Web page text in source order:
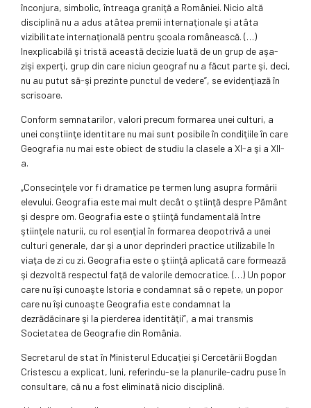
înconjura, simbolic, întreaga graniţă a României. Nicio altă
disciplină nu a adus atâtea premii internaţionale şi atâta
vizibilitate internaţională pentru şcoala românească. (…)
Inexplicabilă şi tristă această decizie luată de un grup de aşa-
zişi experţi, grup din care niciun geograf nu a făcut parte şi, deci,
nu au putut să-şi prezinte punctul de vedere”, se evidenţiază în
scrisoare.
Conform semnatarilor, valori precum formarea unei culturi, a
unei conştiinţe identitare nu mai sunt posibile în condiţiile în care
Geografia nu mai este obiect de studiu la clasele a XI-a şi a XII-
a.
„Consecinţele vor fi dramatice pe termen lung asupra formării
elevului. Geografia este mai mult decât o ştiinţă despre Pământ
şi despre om. Geografia este o ştiinţă fundamentală între
ştiinţele naturii, cu rol esenţial în formarea deopotrivă a unei
culturi generale, dar şi a unor deprinderi practice utilizabile în
viaţa de zi cu zi. Geografia este o ştiinţă aplicată care formează
şi dezvoltă respectul faţă de valorile democratice. (…) Un popor
care nu îşi cunoaşte Istoria e condamnat să o repete, un popor
care nu îşi cunoaşte Geografia este condamnat la
dezrădăcinare şi la pierderea identităţii”, a mai transmis
Societatea de Geografie din România.
Secretarul de stat în Ministerul Educaţiei şi Cercetării Bogdan
Cristescu a explicat, luni, referindu-se la planurile-cadru puse în
consultare, că nu a fost eliminată nicio disciplină.